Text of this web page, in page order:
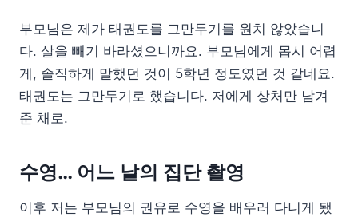
부모님은 제가 태권도를 그만두기를 원치 않았습니
다. 살을 빼기 바라셨으니까요. 부모님에게 몹시 어렵
게, 솔직하게 말했던 것이 5학년 정도였던 것 같네요.
태권도는 그만두기로 했습니다. 저에게 상처만 남겨
준 채로.
수영… 어느 날의 집단 촬영
이후 저는 부모님의 권유로 수영을 배우러 다니게 됐